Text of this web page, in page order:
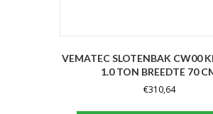
VEMATEC SLOTENBAK CW00
1.0 TON BREEDTE 70
€310,64